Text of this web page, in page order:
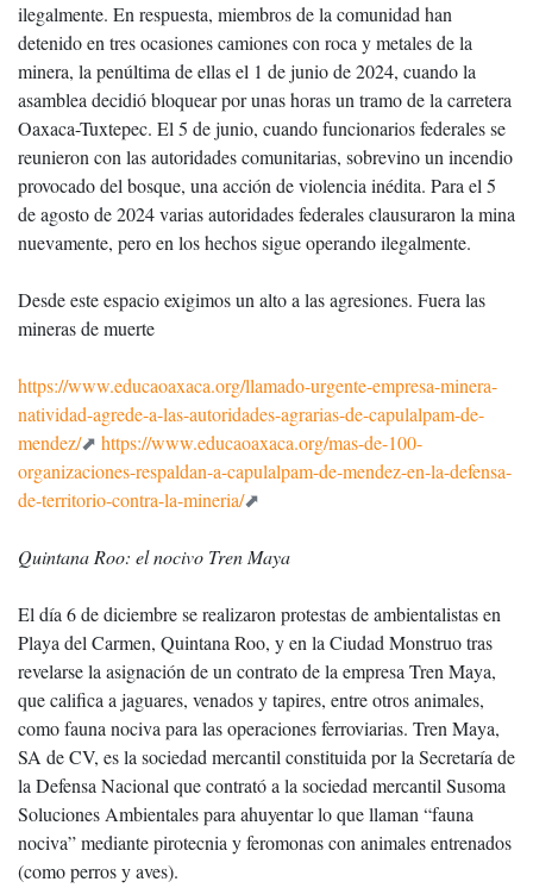
ilegalmente. En respuesta, miembros de la comunidad han
detenido en tres ocasiones camiones con roca y metales de la
minera, la penúltima de ellas el 1 de junio de 2024, cuando la
asamblea decidió bloquear por unas horas un tramo de la carretera
Oaxaca-Tuxtepec. El 5 de junio, cuando funcionarios federales se
reunieron con las autoridades comunitarias, sobrevino un incendio
provocado del bosque, una acción de violencia inédita. Para el 5
de agosto de 2024 varias autoridades federales clausuraron la mina
nuevamente, pero en los hechos sigue operando ilegalmente.
Desde este espacio exigimos un alto a las agresiones. Fuera las
mineras de muerte
https://www.educaoaxaca.org/llamado-urgente-empresa-minera-
natividad-agrede-a-las-autoridades-agrarias-de-capulalpam-de-
mendez/
https://www.educaoaxaca.org/mas-de-100-
organizaciones-respaldan-a-capulalpam-de-mendez-en-la-defensa-
de-territorio-contra-la-mineria/
Quintana Roo: el nocivo Tren Maya
El día 6 de diciembre se realizaron protestas de ambientalistas en
Playa del Carmen, Quintana Roo, y en la Ciudad Monstruo tras
revelarse la asignación de un contrato de la empresa Tren Maya,
que califica a jaguares, venados y tapires, entre otros animales,
como fauna nociva para las operaciones ferroviarias. Tren Maya,
SA de CV, es la sociedad mercantil constituida por la Secretaría de
la Defensa Nacional que contrató a la sociedad mercantil Susoma
Soluciones Ambientales para ahuyentar lo que llaman “fauna
nociva” mediante pirotecnia y feromonas con animales entrenados
(como perros y aves).